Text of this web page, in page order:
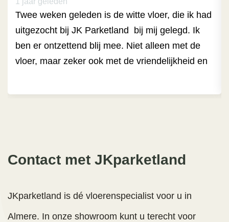
Twee weken geleden is de witte vloer, die ik had
uitgezocht bij JK Parketland  bij mij gelegd. Ik
ben er ontzettend blij mee. Niet alleen met de
vloer, maar zeker ook met de vriendelijkheid en
de heer Nico Engel.  Vanaf het begin dat ik in de
manier van overleg.
De persoonlijke manier van mee denken, het
geduldige inleven in mijn vragen heb ik erg fijn
gevonden. Er is werkelijk zorg voor de klant en
Contact met JKparketland
JKparketland is dé vloerenspecialist voor u in
Almere. In onze showroom kunt u terecht voor